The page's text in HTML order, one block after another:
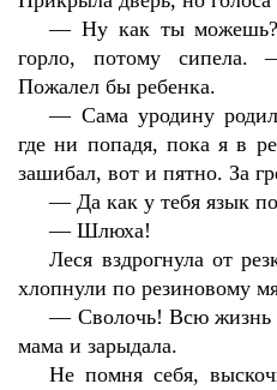
—Ну как ты
горло, потому сипела.
Пожалел бы ребенка.
— Сама уродину
где ни попадя, пока я в
зашибал, вот и пятно. За
—Да как у тебя язык
—Шлюха!
Леся вздрогнула от
хлопнули по резиновому
— Сволочь! Всю
мама и зарыдала.
Не помня себя,